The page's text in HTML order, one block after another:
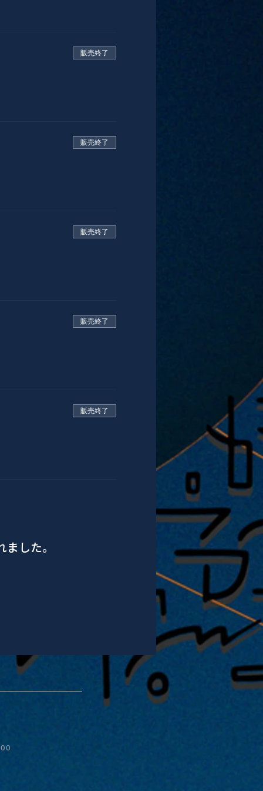
販売終了
販売終了
販売終了
販売終了
販売終了
した。